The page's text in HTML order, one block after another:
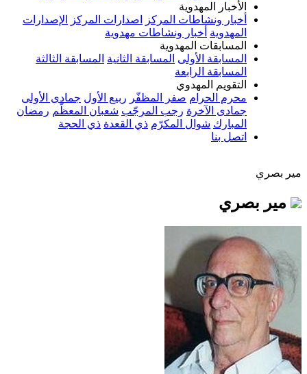
الأخبار المهدوية
أخبار ونشاطات المركز
اصدارات المركز
الإصدارات
المهدوية أخبار ونشاطات مهدوية
المسابقات المهدوية
المسابقة الأولى المسابقة الثانية المسابقة الثالثة
المسابقة الرابعة
التقويم المهدوي
محرم الحرام صفر المظفّر ربيع الأول جمادى الأولى
جمادى الآخرة رجب المرجّب شعبان المعظّم رمضان
المبارك شوال المكرّم ذي القعدة ذي الحجة
اتصل بنا
مير بصري
مير بصري